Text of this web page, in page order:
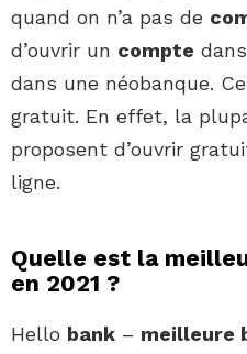
quand on n’a pas de
d’ouvrir un compte
dans une néobanque.
gratuit. En effet, la
proposent d’ouvrir
ligne.
Quelle est la
en 2021 ?
Hello bank – meilleure